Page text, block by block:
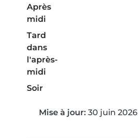
Après
midi
Tard
dans
l'après-
midi
Soir
Mise à jour: 30 juin 2026